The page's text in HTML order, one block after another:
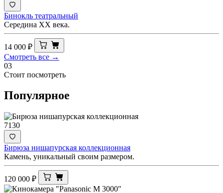
Бинокль театральный
Середина ХХ века.
14 000 ₽
Смотреть все →
03
Стоит посмотреть
Популярное
7130
Бирюза нишапурская коллекционная
Камень, уникальный своим размером.
120 000 ₽